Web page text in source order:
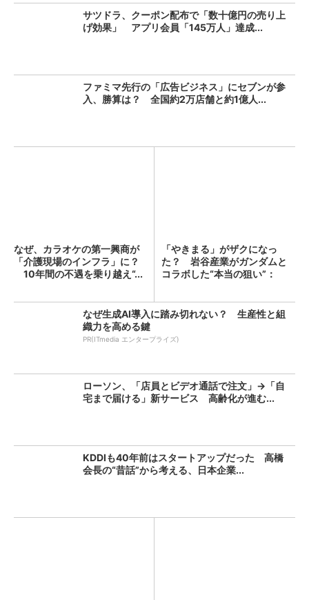
サツドラ、クーポン配布で「数十億円の売り上
げ効果」 アプリ会員「145万人」達成...
ファミマ先行の「広告ビジネス」にセブンが参
入、勝算は？ 全国約2万店舗と約1億人...
なぜ、カラオケの第一興商が
「介護現場のインフラ」に？
10年間の不遇を乗り越え“...
「やきまる」がザクになっ
た？ 岩谷産業がガンダムと
コラボした“本当の狙い”：
なぜ生成AI導入に踏み切れない？ 生産性と組
織力を高める鍵
PR(ITmedia エンタープライズ)
ローソン、「店員とビデオ通話で注文」→「自
宅まで届ける」新サービス 高齢化が進む...
KDDIも40年前はスタートアップだった 高橋
会長の“昔話”から考える、日本企業...